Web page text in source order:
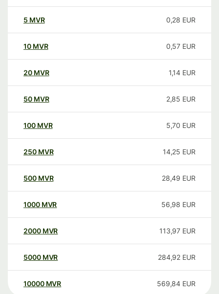
5 MVR 0,28 EUR
10 MVR 0,57 EUR
20 MVR 1,14 EUR
50 MVR 2,85 EUR
100 MVR 5,70 EUR
250 MVR 14,25 EUR
500 MVR 28,49 EUR
1000 MVR 56,98 EUR
2000 MVR 113,97 EUR
5000 MVR 284,92 EUR
10000 MVR 569,84 EUR